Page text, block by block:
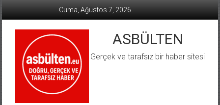
Cuma, Ağustos 7, 2026
ASBÜLTEN
Gerçek ve tarafsız bir haber sitesi